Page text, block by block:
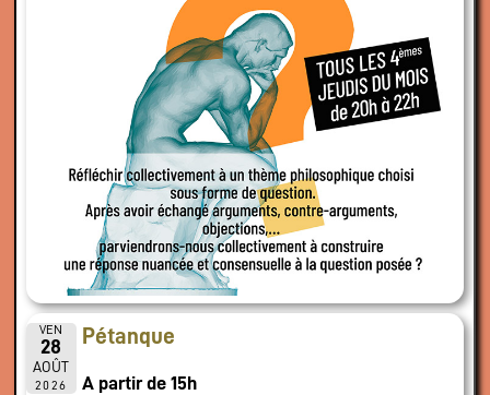
VEN
28
AOÛT
2026
Pétanque
A partir de 15h